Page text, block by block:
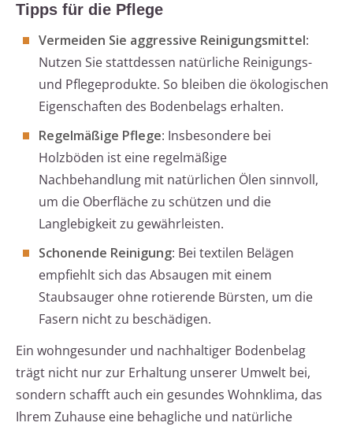
Tipps für die Pflege
Vermeiden Sie aggressive Reinigungsmittel:
Nutzen Sie stattdessen natürliche Reinigungs-
und Pflegeprodukte. So bleiben die ökologischen
Eigenschaften des Bodenbelags erhalten.
Regelmäßige Pflege: Insbesondere bei
Holzböden ist eine regelmäßige
Nachbehandlung mit natürlichen Ölen sinnvoll,
um die Oberfläche zu schützen und die
Langlebigkeit zu gewährleisten.
Schonende Reinigung: Bei textilen Belägen
empfiehlt sich das Absaugen mit einem
Staubsauger ohne rotierende Bürsten, um die
Fasern nicht zu beschädigen.
Ein wohngesunder und nachhaltiger Bodenbelag
trägt nicht nur zur Erhaltung unserer Umwelt bei,
sondern schafft auch ein gesundes Wohnklima, das
Ihrem Zuhause eine behagliche und natürliche